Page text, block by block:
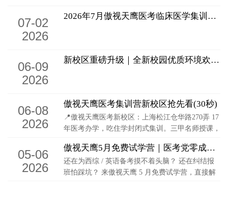
07-02
2026
2026年7月傲视天鹰医考临床医学集训营【半年班面授课表】
06-09
2026
新校区重磅升级｜全新校园优质环境欢迎参观！
06-08
2026
傲视天鹰医考集训营新校区抢先看(30秒)
📍傲视天鹰医考新校区：上海松江仓华路270弄 17
年医考办学，吃住学封闭式集训。三甲名师授课，
05-06
2026
傲视天鹰5月免费试学营｜医考党零成本冲集训！
还在为西综 / 英语备考摸不着头脑？ 还在纠结报
班怕踩坑？ 来傲视天鹰 5 月免费试学营，直接解